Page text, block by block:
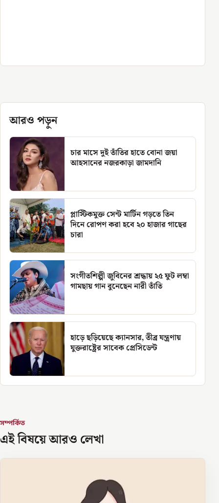
আরও পড়ুন
চার মাসে দুই তাঁতির হাতে বোনা জয়া
আহসানের নজরকাড়া জামদানি
প্লাস্টিকমুক্ত সেন্ট মার্টিন গড়তে তিন
দিনে রোপণ করা হবে ২০ হাজার গাছের
চারা
সংগীতশিল্পী জুবিনের শ্রদ্ধায় ২৫ ফুট লম্বা
গামছায় গান বুনেছেন নারী তাঁতি
হাড়ে ছড়িয়েছে ক্যানসার, তীব্র যন্ত্রণায়
যুক্তরাষ্ট্রের সাবেক প্রেসিডেন্ট
সম্পর্কিত
এই বিষয়ে আরও লেখা